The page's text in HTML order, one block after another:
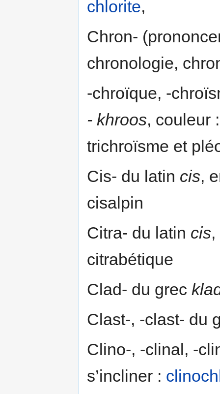
chlorite,
Chron-
chronologie,
-chroïque, -
- khroos, couleur
trichroïsme et
Cis- du latin cis,
cisalpin
Citra- du latin cis
citrabétique
Clad- du grec
Clast-, -clast- du
Clino-, -clinal, -
s’incliner :